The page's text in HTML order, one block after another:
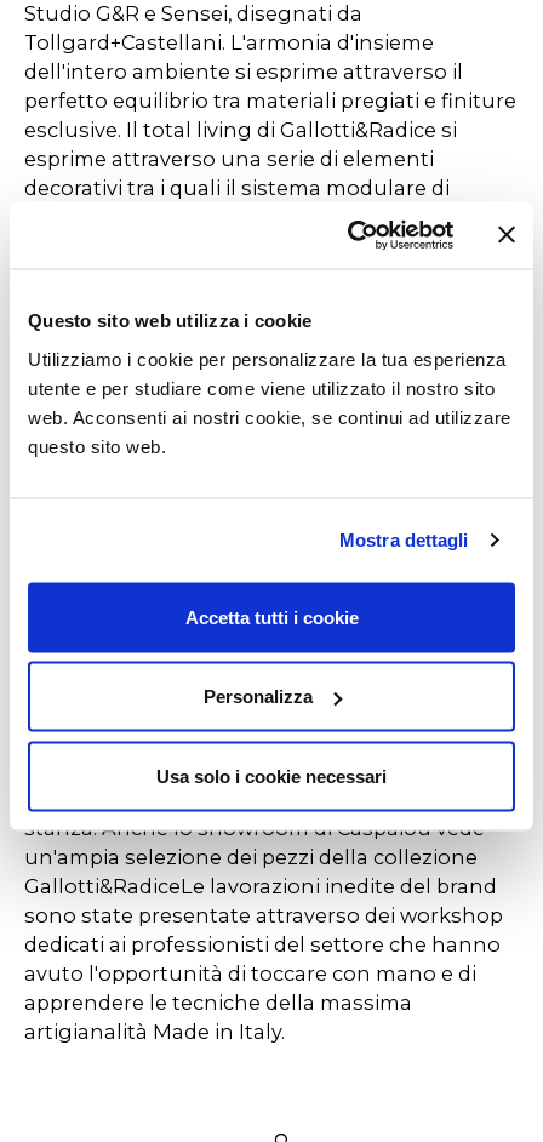
Questo sito web utilizza i cookie
Utilizziamo i cookie per personalizzare la tua esperienza
utente e per studiare come viene utilizzato il nostro sito
web. Acconsenti ai nostri cookie, se continui ad utilizzare
questo sito web.
Mostra dettagli
Accetta tutti i cookie
Personalizza
Usa solo i cookie necessari
Studio G&R e Sensei, disegnati da
Tollgard+Castellani. L'armonia d'insieme
dell'intero ambiente si esprime attraverso il
perfetto equilibrio tra materiali pregiati e finiture
esclusive. Il total living di Gallotti&Radice si
esprime attraverso una serie di elementi
decorativi tra i quali il sistema modulare di
mensole Roundcut di Studiopepe e la lampada
Key-to-Heaven Fix firmata da Massimo
Il tavolo Selce-T di Studiopepe, con la sua
texture unica realizzata tramite l'applicazione
manuale di polveri di pietre naturali, diventa
invece protagonista della zona dining,
accompagnato dalle sedie 0414 dello Studio
nuova lampada Bolle Stelo creata da Massimo
Russo, che si distingue per il suo carattere
anticonformista, ispirato ai mobili degli anni
in ottone satinato e con anta push and pull o
con apertura bifacciale, Hide&Seek Door è un
contenitore poliedrico e multifunzionale, che
stanza. Anche lo showroom di Caspaiou vede
un'ampia selezione dei pezzi della collezione
Gallotti&RadiceLe lavorazioni inedite del brand
sono state presentate attraverso dei workshop
dedicati ai professionisti del settore che hanno
avuto l'opportunità di toccare con mano e di
apprendere le tecniche della massima
artigianalità Made in Italy.